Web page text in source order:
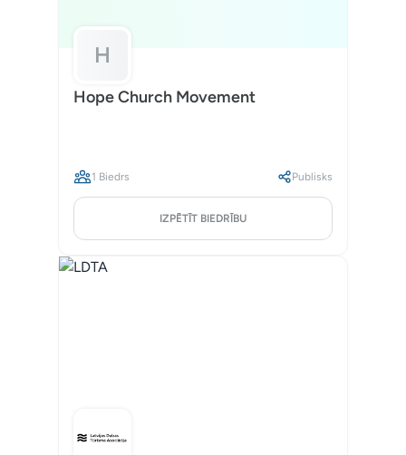
H
Hope Church Movement
1 Biedrs Publisks
IZPĒTĪT BIEDRĪBU